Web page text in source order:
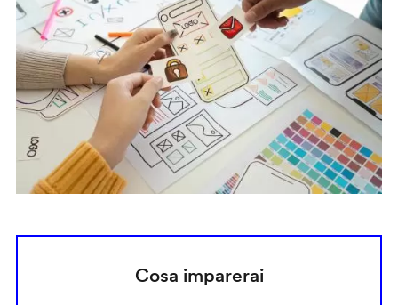
Cosa imparerai